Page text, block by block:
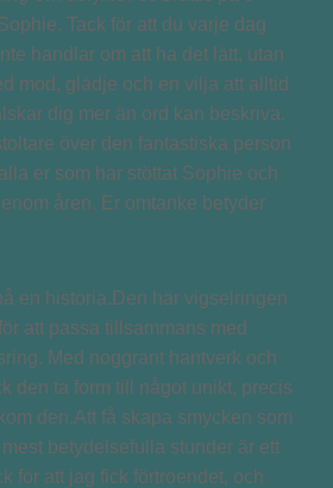
Tack för att du varje dag
handlar om att ha det lätt, utan
mod, glädje och en vilja att alltid
dig mer än ord kan beskriva.
över den fantastiska person
er som har stöttat Sophie och
åren. Er omtanke betyder